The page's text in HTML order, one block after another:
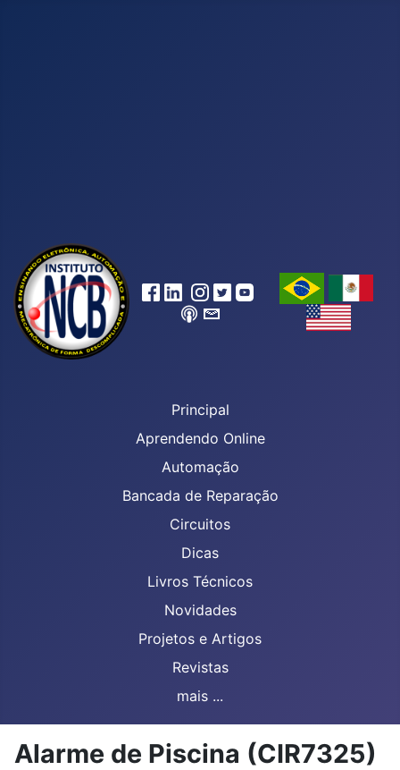
Principal
Aprendendo Online
Automação
Bancada de Reparação
Circuitos
Dicas
Livros Técnicos
Novidades
Projetos e Artigos
Revistas
mais ...
Alarme de Piscina (CIR7325)